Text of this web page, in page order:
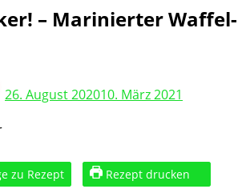
– Marinierter Waffel-
26. August 202010. März 2021
zu Rezept Rezept drucken